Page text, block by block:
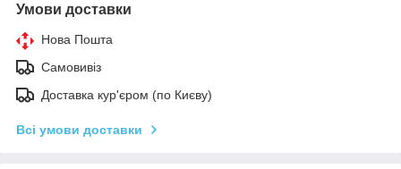
Умови доставки
Нова Пошта
Самовивіз
Доставка кур'єром (по Києву)
Всі умови доставки